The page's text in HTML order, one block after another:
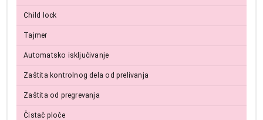
Child lock
Tajmer
Automatsko isključivanje
Zaštita kontrolnog dela od prelivanja
Zaštita od pregrevanja
Čistač ploče
UGRADNE PLOČE
BEKO HDMC 32400 TX
Proizvod je dodat u korpu.
Ukupno u korpi: